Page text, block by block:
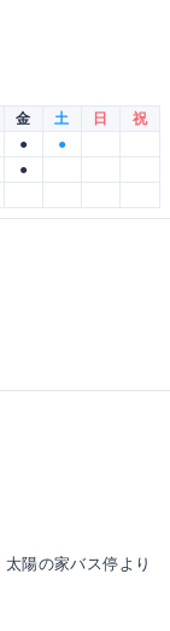
金 土 日
祝
●
●
●
陽の家バス停より